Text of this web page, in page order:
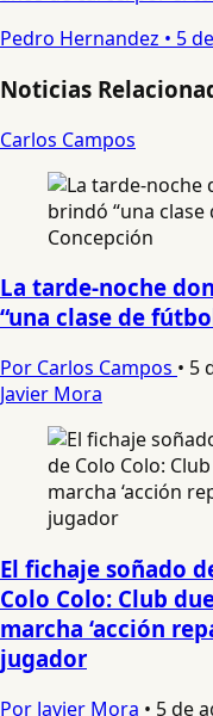
Pedro Hernandez • 5
Noticias
Carlos Campos
La tarde-noche
“una clase de
Por Carlos Campos • 5
Javier Mora
El fichaje soñado
Colo Colo: Club
marcha ‘acción
jugador
Por Javier Mora • 5 de